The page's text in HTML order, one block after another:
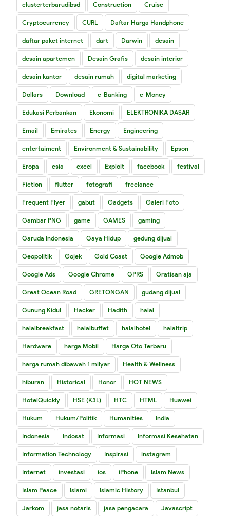
clusterterbarudibsd Construction Cruise
Cryptocurrency CURL Daftar Harga Handphone
daftar paket internet dart Darwin desain
desain apartemen Desain Grafis desain interior
desain kantor desain rumah digital marketing
Dollars Download e-Banking e-Money
Edukasi Perbankan Ekonomi ELEKTRONIKA DASAR
Email Emirates Energy Engineering
entertaiment Environment & Sustainability Epson
Eropa esia excel Exploit facebook festival
Fiction flutter fotografi freelance
Frequent Flyer gabut Gadgets Galeri Foto
Gambar PNG game GAMES gaming
Garuda Indonesia Gaya Hidup gedung dijual
Geopolitik Gojek Gold Coast Google Admob
Google Ads Google Chrome GPRS Gratisan aja
Great Ocean Road GRETONGAN gudang dijual
Gunung Kidul Hacker Hadith halal
halalbreakfast halalbuffet halalhotel halaltrip
Hardware harga Mobil Harga Oto Terbaru
harga rumah dibawah 1 milyar Health & Wellness
hiburan Historical Honor HOT NEWS
HotelQuickly HSE (K3L) HTC HTML Huawei
Hukum Hukum/Politik Humanities India
Indonesia Indosat Informasi Informasi Kesehatan
Information Technology Inspirasi instagram
Internet investasi ios iPhone Islam News
Islam Peace Islami Islamic History Istanbul
Jarkom jasa notaris jasa pengacara Javascript